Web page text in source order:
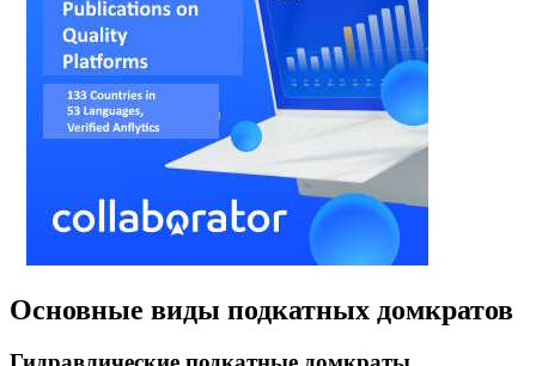
Основные виды подкатных домкратов